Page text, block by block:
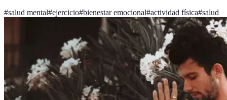
#salud mental#ejercicio#bienestar emocional#actividad física#salud